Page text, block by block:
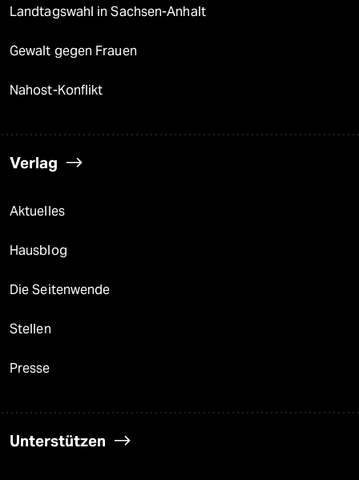
Landtagswahl in Sachsen-Anhalt
Gewalt gegen Frauen
Nahost-Konflikt
Verlag
Aktuelles
Hausblog
Die Seitenwende
Stellen
Presse
Unterstützen